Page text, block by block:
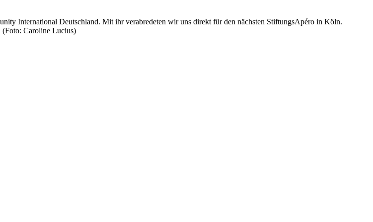
International Deutschland. Mit ihr verabredeten wir uns direkt für den nächsten StiftungsApéro in Köln.
(Foto: Caroline Lucius)